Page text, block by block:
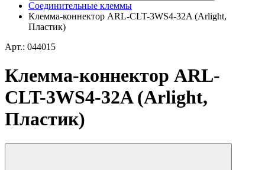
Соединительные клеммы
Клемма-коннектор ARL-CLT-3WS4-32A (Arlight,
Пластик)
Арт.: 044015
Клемма-коннектор ARL-
CLT-3WS4-32A (Arlight,
Пластик)